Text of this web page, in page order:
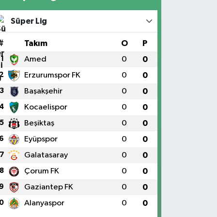
Süper Lig
Takım O P
1 Amed 0 0
Erzurumspor FK 0 0
3 Başakşehir 0 0
Kocaelispor 0 0
5 Beşiktaş 0 0
Eyüpspor 0 0
7 Galatasaray 0 0
8 Çorum FK 0 0
Gaziantep FK 0 0
Alanyaspor 0 0